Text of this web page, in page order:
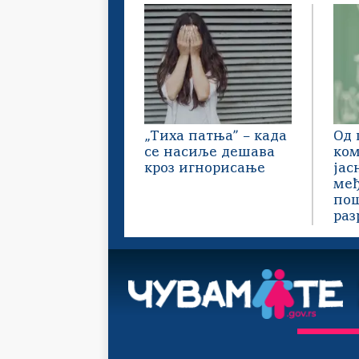
„Тиха патња” – када
се насиље дешава
кроз игнорисање
Од